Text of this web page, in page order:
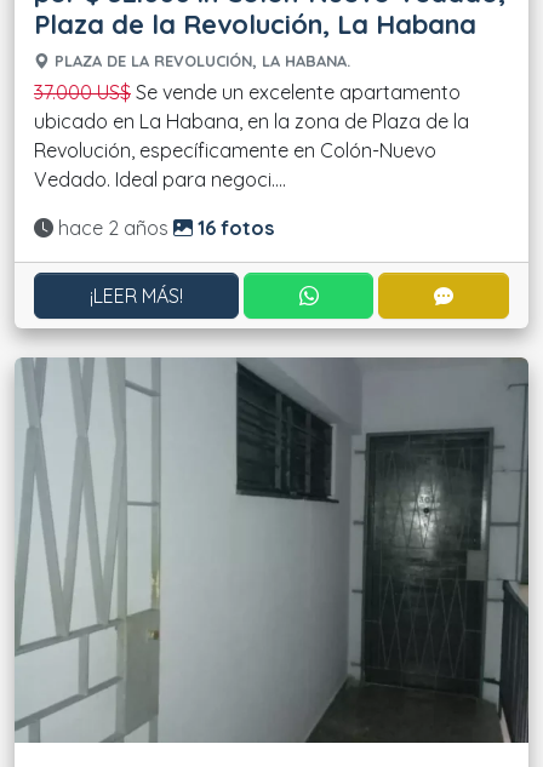
Plaza de la Revolución, La Habana
PLAZA DE LA REVOLUCIÓN, LA HABANA.
37.000 US$ Se vende un excelente apartamento
ubicado en La Habana, en la zona de Plaza de la
Revolución, específicamente en Colón-Nuevo
Vedado. Ideal para negoci....
Actualizado:
hace 2 años 16 fotos
¡LEER MÁS! CONTACTAR POR